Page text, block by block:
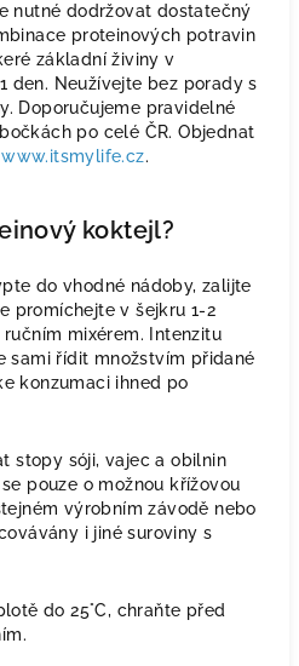
nutné dodržovat dostatečný
proteinových potravin
základní živiny v
den. Neužívejte bez porady s
Doporučujeme pravidelné
po celé ČR. Objednat
www.itsmylife.cz.
koktejl?
do vhodné nádoby, zalijte
promíchejte v šejkru 1-2
mixérem. Intenzitu
sami řídit množstvím přidané
konzumaci ihned po
stopy sóji, vajec a obilnin
pouze o možnou křížovou
výrobním závodě nebo
i jiné suroviny s
do 25°C, chraňte před